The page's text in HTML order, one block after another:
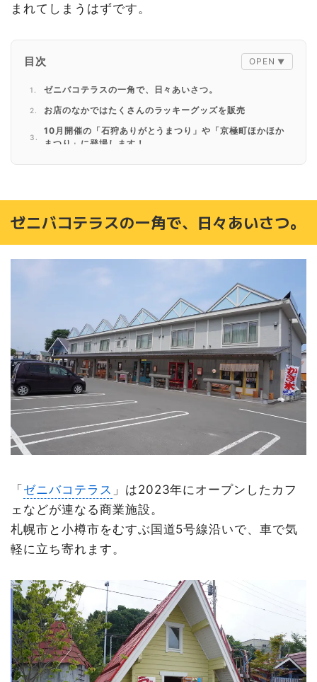
まれてしまうはずです。
目次
ゼニバコテラスの一角で、日々あいさつ。
お店のなかではたくさんのラッキーグッズを販売
10月開催の「石狩ありがとうまつり」や「京極町ほかほか
まつり」に登場します！
ゼニバコテラスの一角で、日々あいさつ。
「 ゼニバコテラス 」は2023年にオープンしたカフ
ェなどが連なる商業施設。
札幌市と小樽市をむすぶ国道5号線沿いで、車で気
軽に立ち寄れます。